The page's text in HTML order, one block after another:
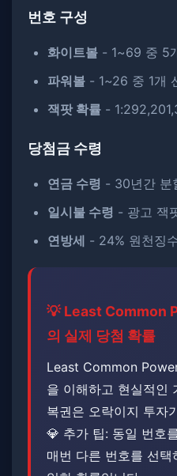
번호 구성
화이트볼 - 1~69 중 5
파워볼 - 1~26 중 1개
잭팟 확률 -
당첨금 수령
연금 수령 - 30년간 분
일시불 수령 - 광고 잭
연방세 - 24% 원천징
💡 Least Common
의 실제 당첨 확률
Least Common
을 이해하고 현실적인
복권은 오락이지 투자
💎 추가 팁: 동일 번호
매번 다른 번호를 선